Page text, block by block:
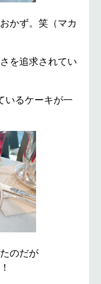
かず。笑（マカ
を追求されてい
いるケーキが一
のだが